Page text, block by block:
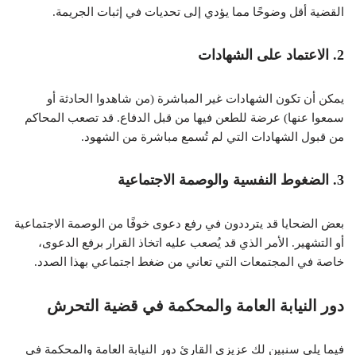
القضية أقل وضوحًا مما يؤدي إلى تحديات في إثبات الجريمة.
2. الاعتماد على الشهادات
يمكن أن تكون الشهادات غير المباشرة (من شاهدوا الحادثة أو
سمعوا عنها) عرضة للطعن فيها من قبل الدفاع. قد تصعب المحاكم
من قبول الشهادات التي لم تُسمع مباشرة من الشهود.
3. الضغوط النفسية والوصمة الاجتماعية
بعض الضحايا قد يترددون في رفع دعوى خوفًا من الوصمة الاجتماعية
أو التشهير. الأمر الذي قد يُصعب عليه اتخاذ القرار برفع الدعوى،
خاصة في المجتمعات التي تعاني من ضغط اجتماعي بهذا الصدد.
دور النيابة العامة والمحكمة في قضية التحرش
فيما يلي سنبين لك عزيزي القارئ دور النيابة العامة والمحكمة في